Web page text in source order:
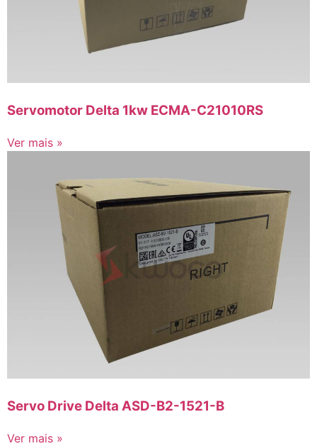
Servomotor Delta 1kw ECMA-C21010RS
Ver mais »
Servo Drive Delta ASD-B2-1521-B
Ver mais »